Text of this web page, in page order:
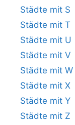
Städte mit S
Städte mit T
Städte mit U
Städte mit V
Städte mit W
Städte mit X
Städte mit Y
Städte mit Z